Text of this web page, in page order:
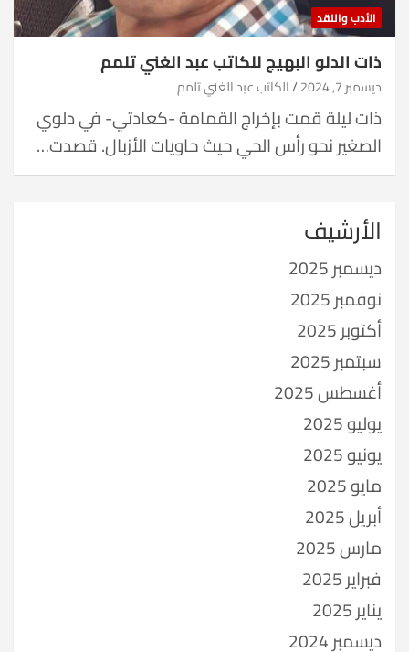
الأدب والنقد
ذات الدلو البهيج للكاتب عبد الغني تلمم
ديسمبر 7, 2024 الكاتب عبد الغني تلمم
ذات ليلة قمت بإخراج القمامة -كعادتي- في دلوي
الصغير نحو رأس الحي حيث حاويات الأزبال. قصدت…
الأرشيف
ديسمبر 2025
نوفمبر 2025
أكتوبر 2025
سبتمبر 2025
أغسطس 2025
يوليو 2025
يونيو 2025
مايو 2025
أبريل 2025
مارس 2025
فبراير 2025
يناير 2025
ديسمبر 2024